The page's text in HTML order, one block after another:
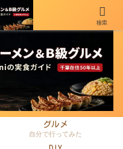
華・B級グルメを本音レビュー
グルメ
自分で行ってみた
検索